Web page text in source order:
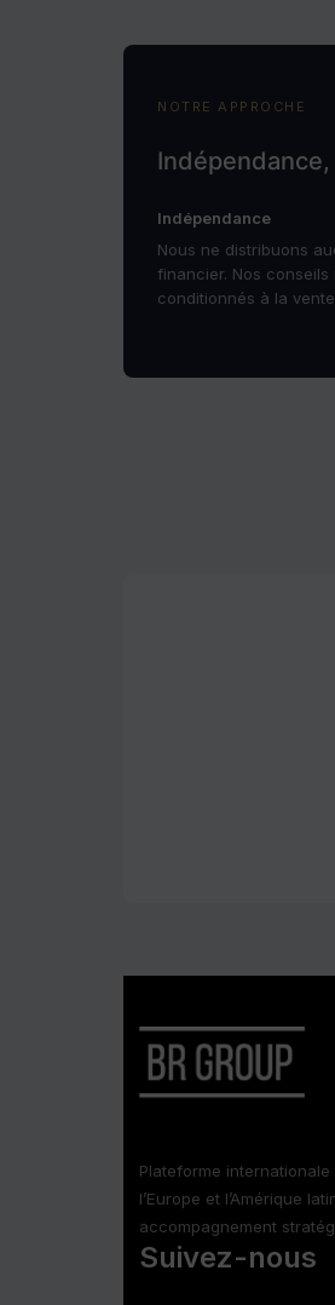
NOTRE APPROCHE
Indépendance
Nous ne distribuons
financier. Nos conseils
conditionnés à la
Plateforme
l’Europe et l’Amérique
accompagnement
Suivez-nous